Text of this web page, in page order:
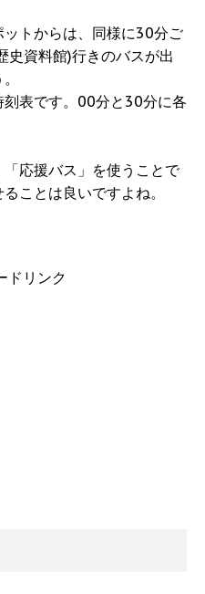
トからは、同様に30分ご
史資料館)行きのバスが出
表です。00分と30分に各
応援バス」を使うことで
ことは良いですよね。
ドリンク